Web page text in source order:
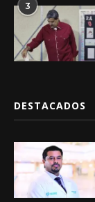
3
DESTACADOS